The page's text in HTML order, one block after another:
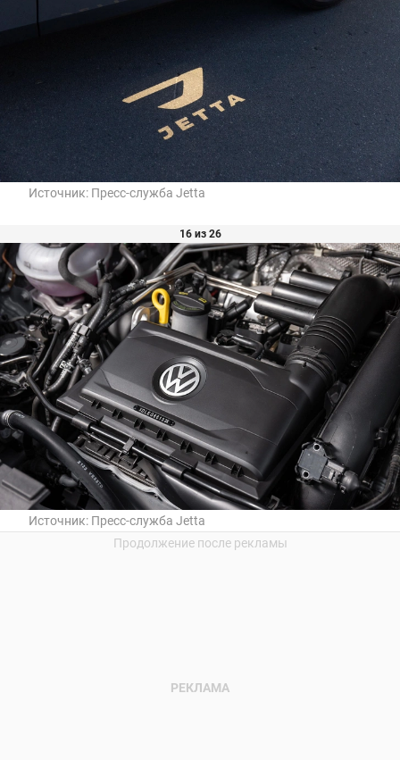
Источник: Пресс-служба Jetta
16 из 26
Источник: Пресс-служба Jetta